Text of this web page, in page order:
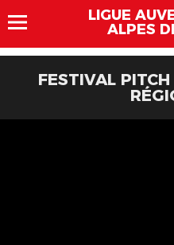
LIGUE
ALPES
FESTIVAL